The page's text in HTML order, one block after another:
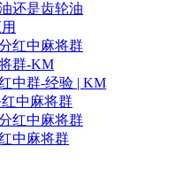
还是齿轮油
红中麻将群
群-KM
中群-经验 | KM
中麻将群
红中麻将群
中麻将群